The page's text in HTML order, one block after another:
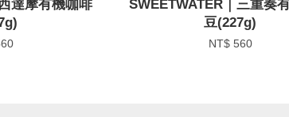
達摩有機咖啡
SWEETWATER｜三重奏
豆(227g)
NT$ 560